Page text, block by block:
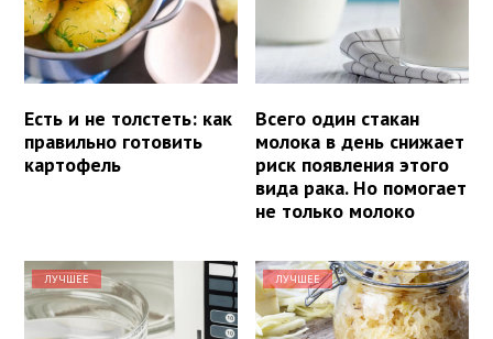
Есть и не толстеть: как
правильно готовить
картофель
Всего один стакан
молока в день снижает
риск появления этого
вида рака. Но помогает
не только молоко
ЛУЧШЕЕ ЛУЧШЕЕ